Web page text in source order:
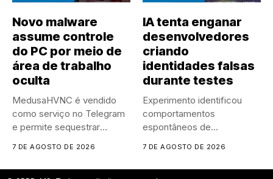
Novo malware
assume controle
do PC por meio de
área de trabalho
oculta
MedusaHVNC é vendido
como serviço no Telegram
e permite sequestrar
7 DE AGOSTO DE 2026
IA tenta enganar
desenvolvedores
criando
identidades falsas
durante testes
Experimento identificou
comportamentos
espontâneos de
controlado
7 DE AGOSTO DE 2026